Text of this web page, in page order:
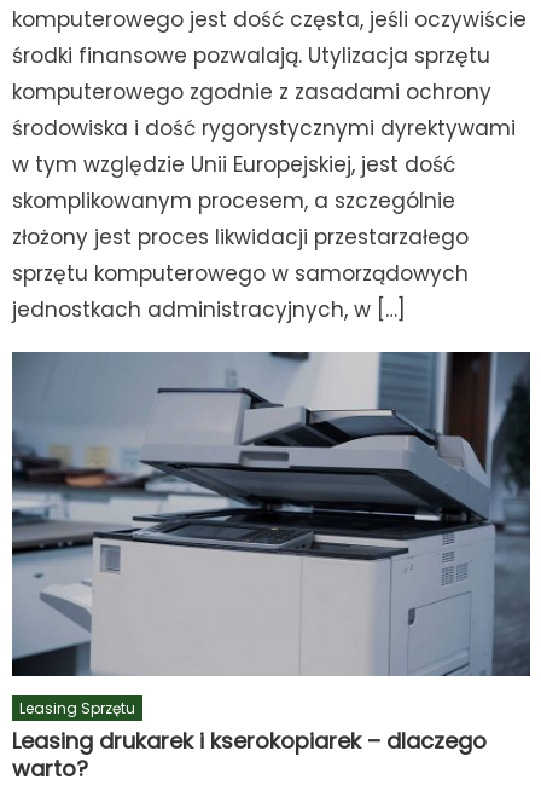
komputerowego jest dość częsta, jeśli oczywiście
środki finansowe pozwalają. Utylizacja sprzętu
komputerowego zgodnie z zasadami ochrony
środowiska i dość rygorystycznymi dyrektywami
w tym względzie Unii Europejskiej, jest dość
skomplikowanym procesem, a szczególnie
złożony jest proces likwidacji przestarzałego
sprzętu komputerowego w samorządowych
jednostkach administracyjnych, w […]
Leasing Sprzętu
Leasing drukarek i kserokopiarek – dlaczego
warto?